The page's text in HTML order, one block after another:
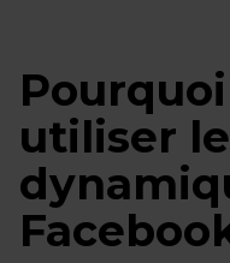
utiliser